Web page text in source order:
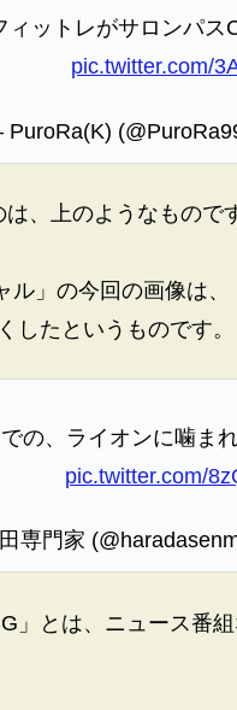
ィットレがサロンパス
pic.twitter.com/
、上のようなもので
」の今回の画像は
したというものです。
の、ライオンに噛ま
pic.twitter.com/
専門家
」とは、ニュース番